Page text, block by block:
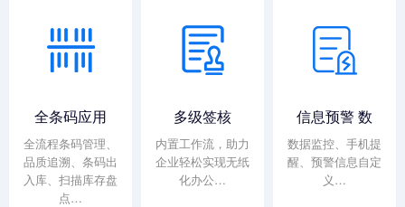
全条码应用
全流程条码管理、
品质追溯、条码出
入库、扫描库存盘
点…
多级签核
内置工作流，助力
企业轻松实现无纸
化办公…
信息预警 数
数据监控、手机提
醒、预警信息自定
义…